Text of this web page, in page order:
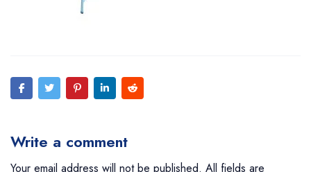
Write a comment
Your email address will not be published. All fields are